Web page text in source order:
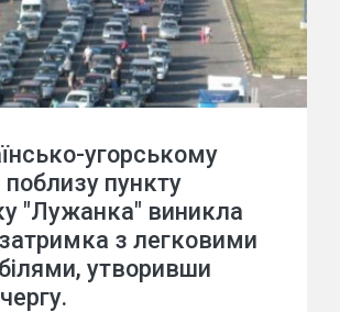
угорському
поблизу пункту
"Лужанка" виникла
з легковими
утворивши